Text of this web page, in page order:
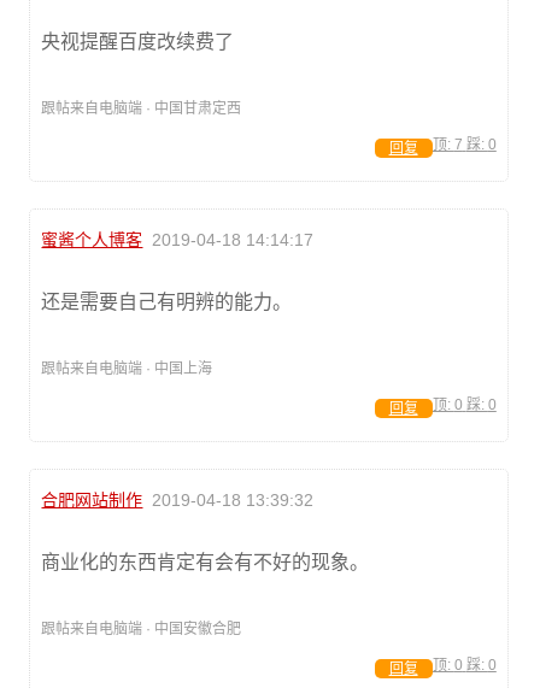
央视提醒百度改续费了
跟帖来自电脑端 · 中国甘肃定西
顶: 7 踩: 0
回复
蜜酱个人博客 2019-04-18 14:14:17
还是需要自己有明辨的能力。
跟帖来自电脑端 · 中国上海
顶: 0 踩: 0
回复
合肥网站制作 2019-04-18 13:39:32
商业化的东西肯定有会有不好的现象。
跟帖来自电脑端 · 中国安徽合肥
顶: 0 踩: 0
回复